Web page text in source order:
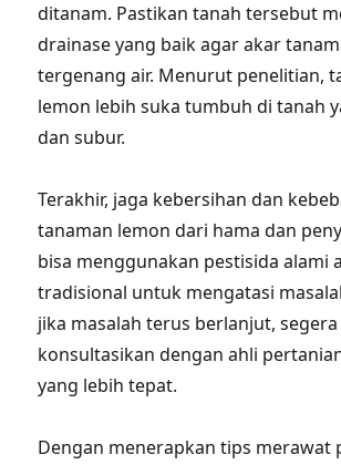
ditanam. Pastikan tanah tersebut
drainase yang baik agar akar
tergenang air. Menurut penelitian,
lemon lebih suka tumbuh di tanah
dan subur.
Terakhir, jaga kebersihan dan
tanaman lemon dari hama dan
bisa menggunakan pestisida alami
tradisional untuk mengatasi
jika masalah terus berlanjut, segera
konsultasikan dengan ahli
yang lebih tepat.
Dengan menerapkan tips merawat